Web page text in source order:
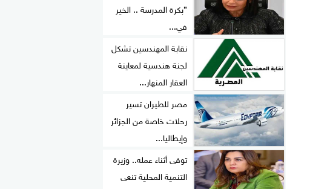
”بكرة المدرسة .. الخير
في...
نقابة المهندسين تشكل
لجنة هندسية لمعاينة
العقار المنهار...
مصر للطيران تسير
رحلات خاصة من الجزائر
وإيطاليا...
توفى أثناء عمله.. وزيرة
التنمية المحلية تنعى